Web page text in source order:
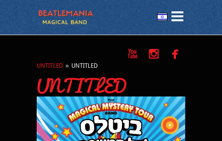



UNTITLED » UNTITLED
UNTITLED